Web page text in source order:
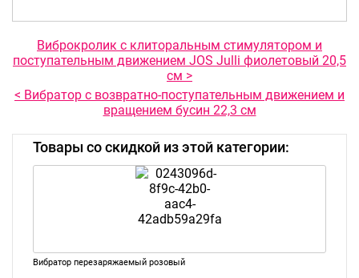
Виброкролик с клиторальным стимулятором и
поступательным движением JOS Julli фиолетовый 20,5
см >
< Вибратор с возвратно-поступательным движением и
вращением бусин 22,3 см
Товары со скидкой из этой категории:
Вибратор перезаряжаемый розовый